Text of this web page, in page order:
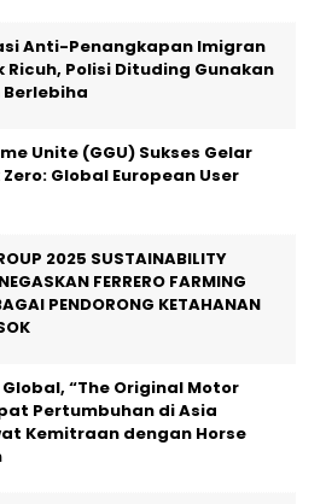
Anti-Penangkapan Imigran
Ricuh, Polisi Dituding Gunakan
Unite (GGU) Sukses Gelar
Global European User
2025 SUSTAINABILITY
FERRERO FARMING
PENDORONG KETAHANAN
“The Original Motor
Pertumbuhan di Asia
Kemitraan dengan Horse